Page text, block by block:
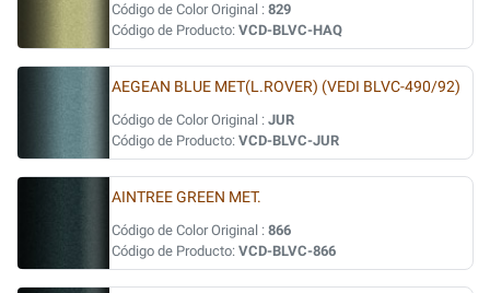
Código de Color Original : 829
Código de Producto: VCD-BLVC-HAQ
AEGEAN BLUE MET(L.ROVER) (VEDI BLVC-490/92)
Código de Color Original : JUR
Código de Producto: VCD-BLVC-JUR
AINTREE GREEN MET.
Código de Color Original : 866
Código de Producto: VCD-BLVC-866